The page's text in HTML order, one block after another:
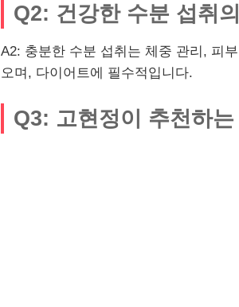
Q2: 건강한 수분 섭취
A2: 충분한 수분 섭취는 체중 관리, 피
오며, 다이어트에 필수적입니다.
Q3: 고현정이 추천하